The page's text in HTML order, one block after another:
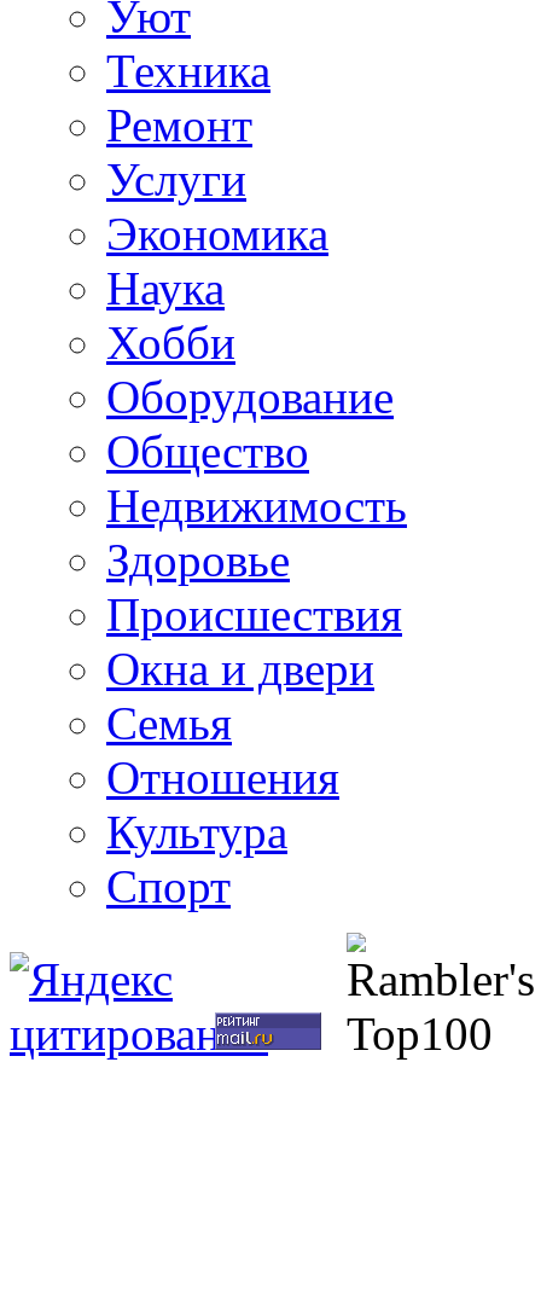
Уют
Техника
Ремонт
Услуги
Экономика
Наука
Хобби
Оборудование
Общество
Недвижимость
Здоровье
Происшествия
Окна и двери
Семья
Отношения
Культура
Спорт